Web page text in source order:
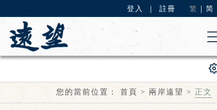
登入 註冊 繁 简
您的當前位置：首頁>兩岸遠望>正文